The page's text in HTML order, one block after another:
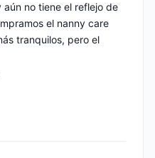
no tiene el reflejo de
el nanny care
tranquilos, pero el